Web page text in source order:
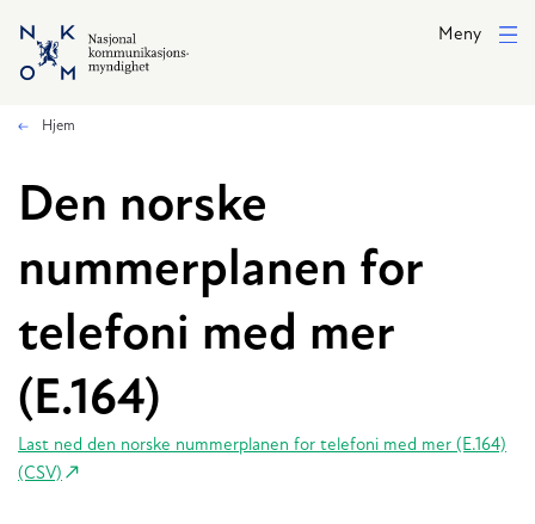
Hopp til hovedinnhold
Meny
Hjem
Den norske
nummerplanen for
telefoni med mer
(E.164)
Last ned den norske nummerplanen for telefoni med mer (E.164)
(CSV)